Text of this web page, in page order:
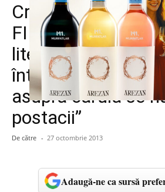
Cristian Tudor
FILIT: „Dacă
literar pe internet,
într-o hazna şi
asupra căruia se
postacii”
De către - 27 octombrie 2013
Adaugă-ne ca sursă